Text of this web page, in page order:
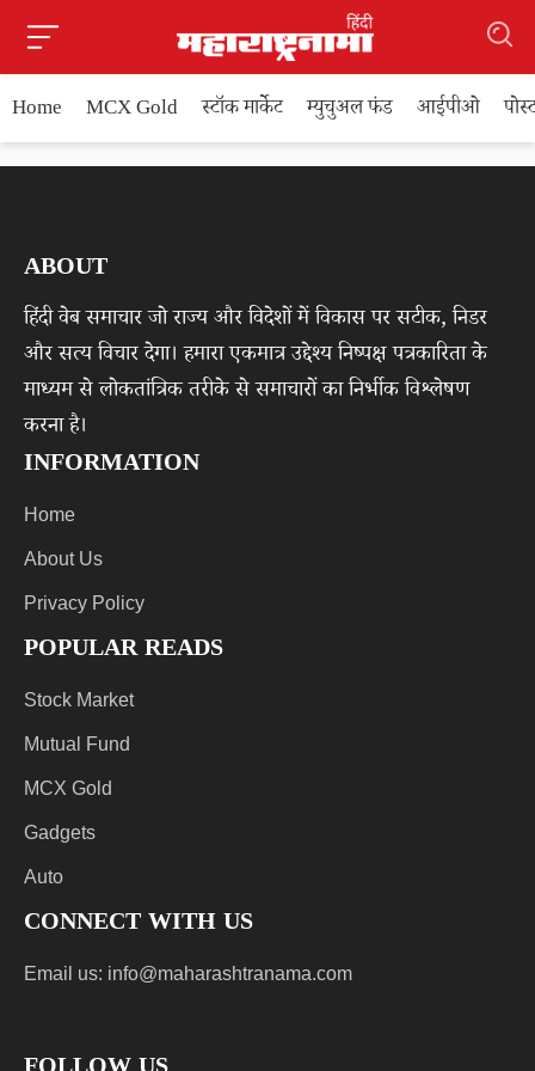
Home MCX Gold स्टॉक मार्केट म्युचुअल फंड आईपीओ
ABOUT
हिंदी वेब समाचार जो राज्य और विदेशों में विकास पर सटीक, निडर
और सत्य विचार देगा। हमारा एकमात्र उद्देश्य निष्पक्ष पत्रकारिता के
माध्यम से लोकतांत्रिक तरीके से समाचारों का निर्भीक विश्लेषण
करना है।
INFORMATION
Home
About Us
Privacy Policy
POPULAR READS
Stock Market
Mutual Fund
MCX Gold
Gadgets
Auto
CONNECT WITH US
Email us: info@maharashtranama.com